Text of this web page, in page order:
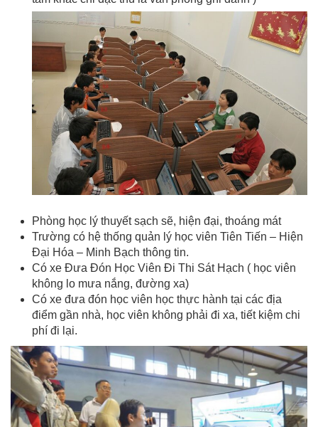
Phòng học lý thuyết sạch sẽ, hiện đại, thoáng mát
Trường có hệ thống quản lý học viên Tiên Tiến – Hiện
Đại Hóa – Minh Bạch thông tin.
Có xe Đưa Đón Học Viên Đi Thi Sát Hạch ( học viên
không lo mưa nắng, đường xa)
Có xe đưa đón học viên học thực hành tại các địa
điểm gần nhà, học viên không phải đi xa, tiết kiệm chi
phí đi lại.